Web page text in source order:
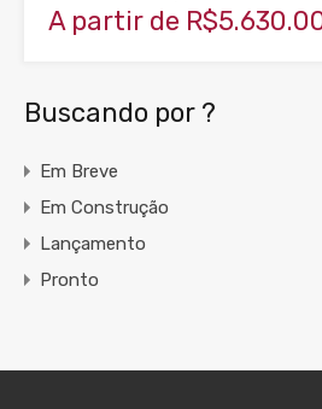
A partir de
Buscando por ?
Em Breve
Em Construção
Lançamento
Pronto